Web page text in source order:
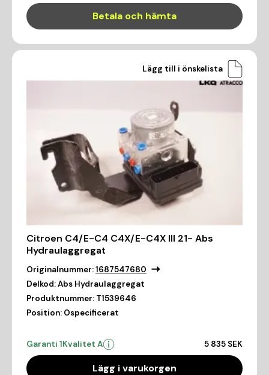
Betala och hämta
Lägg till i önskelista
Citroen C4/E-C4 C4X/E-C4X III 21- Abs
Hydraulaggregat
Originalnummer:1687547680
Delkod:Abs Hydraulaggregat
Produktnummer: T1539646
Position: Ospecificerat
Garanti 1Kvalitet A 5 835 SEK
Lägg i varukorgen